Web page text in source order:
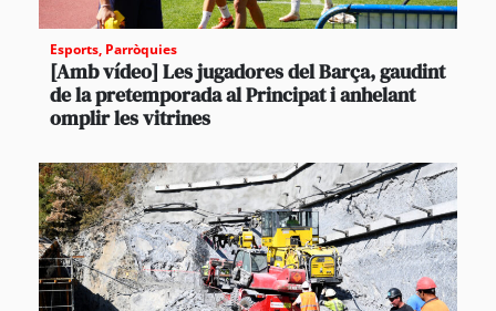
Esports, Parròquies
[Amb vídeo] Les jugadores del Barça, gaudint
de la pretemporada al Principat i anhelant
omplir les vitrines